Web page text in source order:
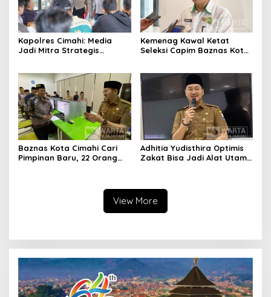
Kapolres Cimahi: Media
Jadi Mitra Strategis
Kemenag Kawal Ketat
Seleksi Capim Baznas Kota
Berintegritas
Baznas Kota Cimahi Cari
Pimpinan Baru, 22 Orang
Adhitia Yudisthira Optimis
Zakat Bisa Jadi Alat Utama
View More